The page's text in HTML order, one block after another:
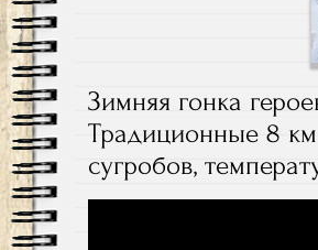
Зимняя гонка
Традиционные 8
сугробов,